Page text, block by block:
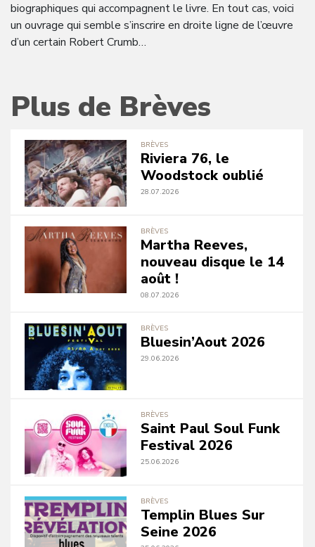
biographiques qui accompagnent le livre. En tout cas, voici
un ouvrage qui semble s’inscrire en droite ligne de l’œuvre
d’un certain Robert Crumb…
Plus de Brèves
BRÈVES
Riviera 76, le
Woodstock oublié
28.07.2026
BRÈVES
Martha Reeves,
nouveau disque le 14
août !
08.07.2026
BRÈVES
Bluesin’Aout 2026
29.06.2026
BRÈVES
Saint Paul Soul Funk
Festival 2026
25.06.2026
BRÈVES
Templin Blues Sur
Seine 2026